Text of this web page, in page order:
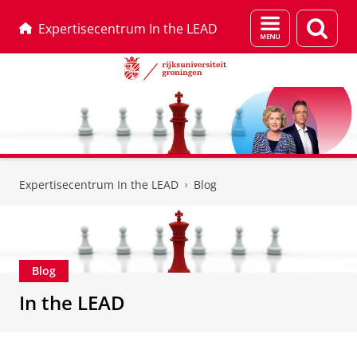
Expertisecentrum In the LEAD
Menu
en
Expertisecentrum In the LEAD Blog
Blog
In the LEAD